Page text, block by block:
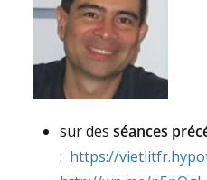
sur des séances
: https://